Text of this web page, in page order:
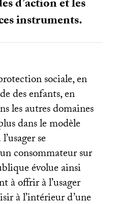
d’action et les
instruments.
sociale, en
des enfants, en
les autres domaines
dans le modèle
se
consommateur sur
évolue ainsi
à offrir à l’usager
à l’intérieur d’une